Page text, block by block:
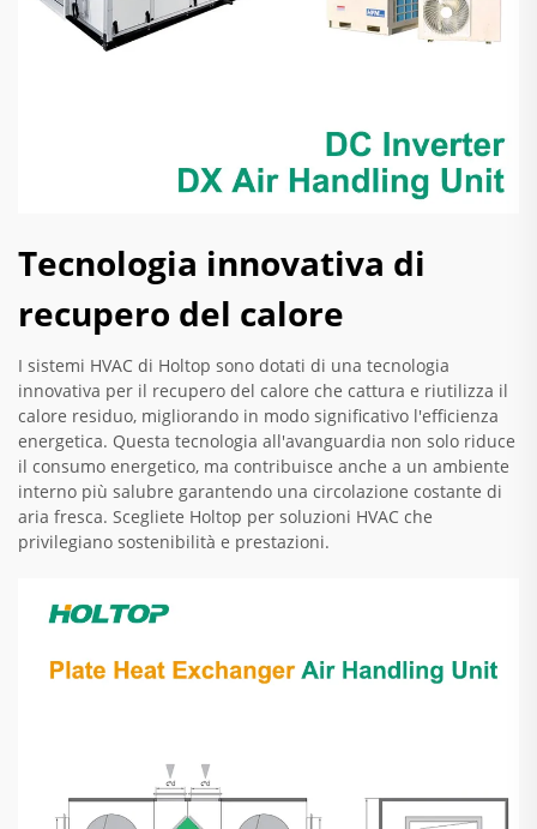
Tecnologia innovativa di
recupero del calore
I sistemi HVAC di Holtop sono dotati di una tecnologia
innovativa per il recupero del calore che cattura e riutilizza il
calore residuo, migliorando in modo significativo l'efficienza
energetica. Questa tecnologia all'avanguardia non solo riduce
il consumo energetico, ma contribuisce anche a un ambiente
interno più salubre garantendo una circolazione costante di
aria fresca. Scegliete Holtop per soluzioni HVAC che
privilegiano sostenibilità e prestazioni.